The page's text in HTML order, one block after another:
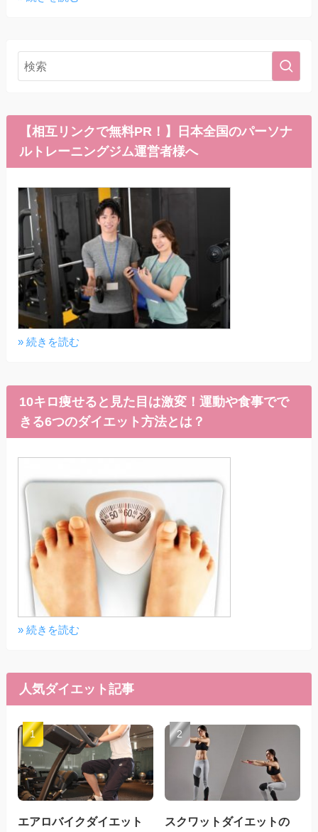
【相互リンクで無料PR！】日本全国のパーソナ
ルトレーニングジム運営者様へ
» 続きを読む
10キロ痩せると見た目は激変！運動や食事でで
きる6つのダイエット方法とは？
» 続きを読む
人気ダイエット記事
エアロバイクダイエット
スクワットダイエットの